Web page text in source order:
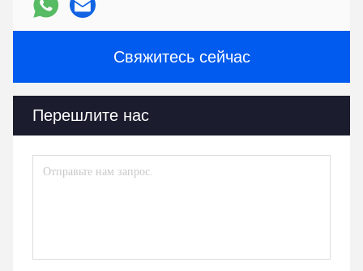
Свяжитесь сейчас
Перешлите нас